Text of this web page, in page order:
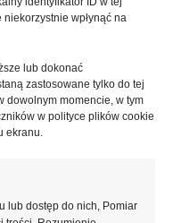
wpłynąć na
lub dokonać
zastosowane tylko do tej
dowolnym momencie, w tym
w polityce plików cookie
ekranu.
lub dostęp do nich, Pomiar
nasycono-
stworzony z myślą o
właściwości akrylu i żelu,
paznokci na